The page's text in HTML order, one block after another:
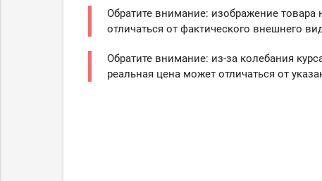
Обратите внимание: изображение товара
отличаться от фактического внешнего
Обратите внимание: из-за колебания
реальная цена может отличаться от